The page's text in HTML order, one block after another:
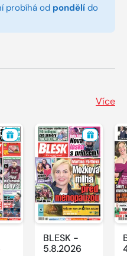
probíhá od pondělí do
Více
BLESK -
5.8.2026